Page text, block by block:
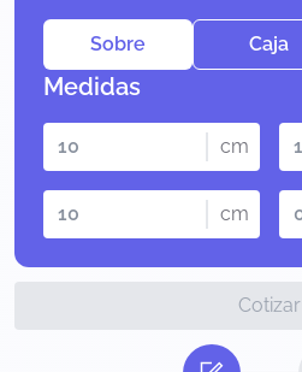
Sobre Caja
Medidas
cm
cm
Cotizar